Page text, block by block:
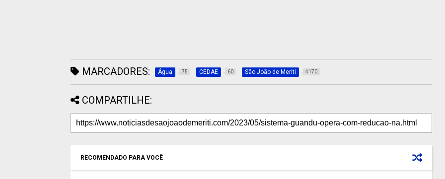
MARCADORES: Água 75 CEDAE 60 São João de Meriti 4170
COMPARTILHE:
RECOMENDADO PARA VOCÊ